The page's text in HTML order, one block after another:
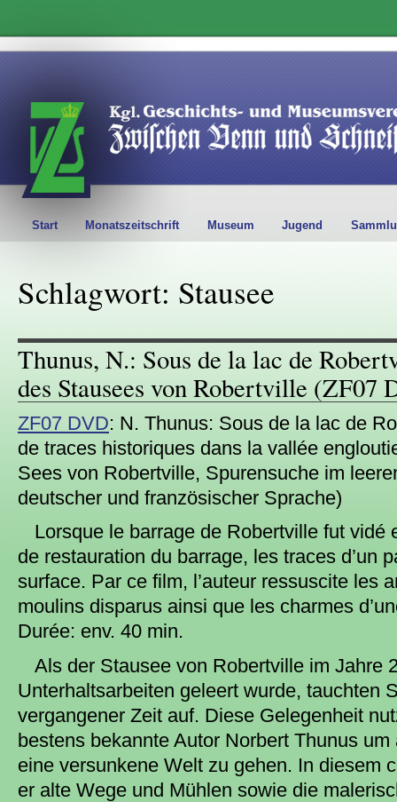
Start Monatszeitschrift Museum Jugend
Schlagwort: Stausee
Thunus, N.: Sous de la lac de
des Stausees von Robertville (ZF07
ZF07 DVD: N. Thunus: Sous de la lac de
de traces historiques dans la vallée
Sees von Robertville, Spurensuche im
deutscher und französischer Sprache)
Lorsque le barrage de Robertville fut vidé
de restauration du barrage, les traces d’un
surface. Par ce film, l’auteur ressuscite les
moulins disparus ainsi que les charmes
Durée: env. 40 min.
Als der Stausee von Robertville im Jahre
Unterhaltsarbeiten geleert wurde, tauchten
vergangener Zeit auf. Diese Gelegenheit
bestens bekannte Autor Norbert Thunus
eine versunkene Welt zu gehen. In diesem
er alte Wege und Mühlen sowie die